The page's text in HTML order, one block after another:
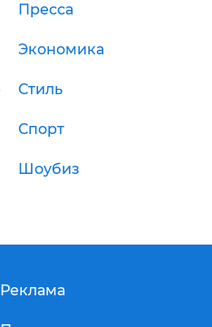
Пресса
Экономика
Стиль
Спорт
Шоубиз
Реклама